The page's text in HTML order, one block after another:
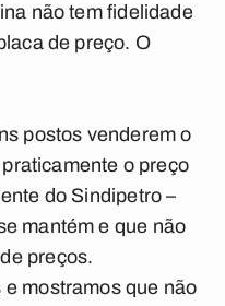
não tem fidelidade
de preço. O
postos venderem o
praticamente o preço
do Sindipetro –
mantém e que não
preços.
mostramos que não